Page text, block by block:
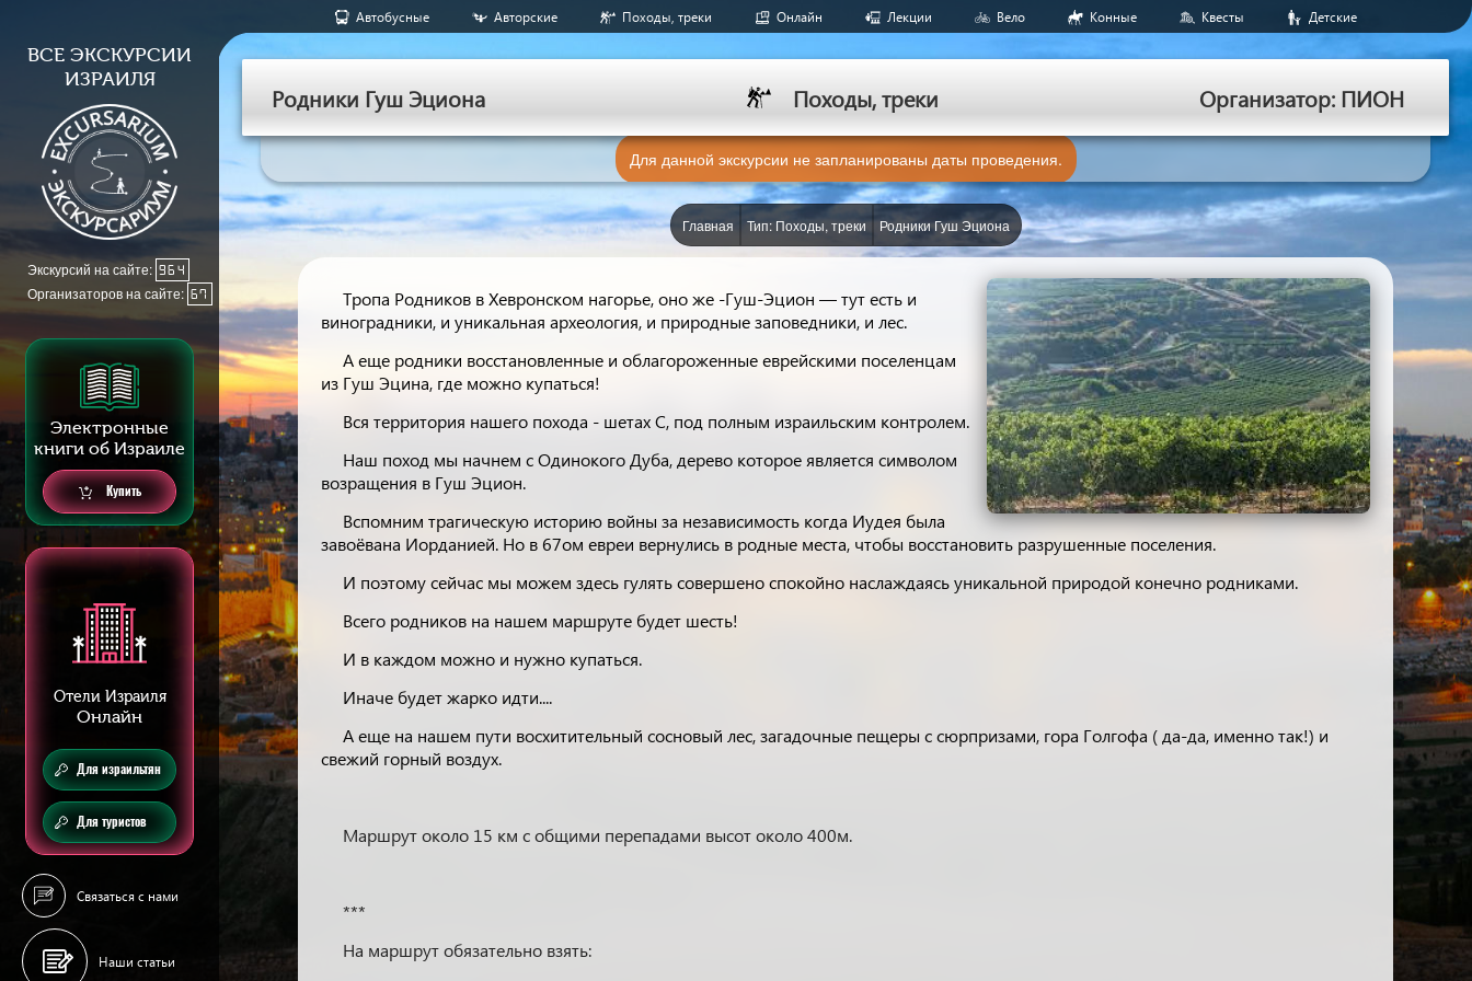
Aвтобусные Авторские Походы, треки Онлайн Лекции Вело Конные Квесты Детские
ВСЕ ЭКСКУРСИИ
ИЗРАИЛЯ
Экскурсий на сайте: 964
Организаторов на сайте: 67
Электронные
книги об Израиле
Купить
Отели Израиля
Онлайн
Для израильтян
Для туристов
Связаться с нами
Наши статьи
Родники Гуш Эциона Походы, треки Организатор: ПИОН
Для данной экскурсии не запланированы даты проведения.
Главная Тип: Походы, треки Родники Гуш Эциона
Тропа Родников в Хевронском нагорье, оно же -Гуш-Эцион — тут есть и
виноградники, и уникальная археология, и природные заповедники, и лес.
А еще родники восстановленные и облагороженные еврейскими поселенцам
из Гуш Эцина, где можно купаться!
Вся территория нашего похода - шетах С, под полным израильским контролем.
Наш поход мы начнем с Одинокого Дуба, дерево которое является символом
возращения в Гуш Эцион.
Вспомним трагическую историю войны за независимость когда Иудея была
завоёвана Иорданией. Но в 67ом евреи вернулись в родные места, чтобы восстановить разрушенные поселения.
И поэтому сейчас мы можем здесь гулять совершено спокойно наслаждаясь уникальной природой конечно родниками.
Всего родников на нашем маршруте будет шесть!
И в каждом можно и нужно купаться.
Иначе будет жарко идти....
А еще на нашем пути восхитительный сосновый лес, загадочные пещеры с сюрпризами, гора Голгофа ( да-да, именно так!) и
свежий горный воздух.
Маршрут около 15 км с общими перепадами высот около 400м.
***
На маршрут обязательно взять: